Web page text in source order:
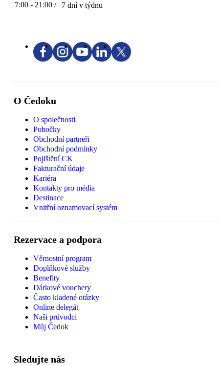
7:00 - 21:00 / 7 dní v týdnu
O Čedoku
O společnosti
Pobočky
Obchodní partneři
Obchodní podmínky
Pojištění CK
Fakturační údaje
Kariéra
Kontakty pro média
Destinace
Vnitřní oznamovací systém
Rezervace a podpora
Věrnostní program
Doplňkové služby
Benefity
Dárkové vouchery
Často kladené otázky
Online delegát
Naši průvodci
Můj Čedok
Sledujte nás